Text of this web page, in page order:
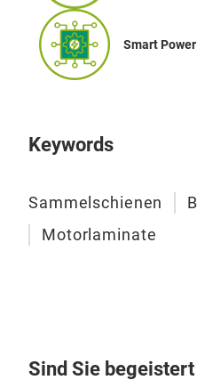
Smart
Keywords
Sammelschienen
Motorlaminate
Sind Sie